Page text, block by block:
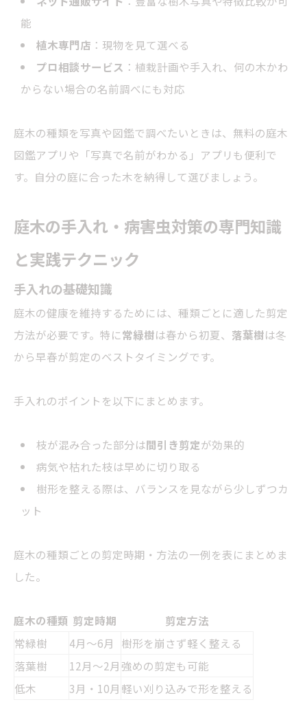
能
植木専門店 ：現物を見て選べる
プロ相談サービス ：植栽計画や手入れ、何の木かわ
からない場合の名前調べにも対応
庭木の種類を写真や図鑑で調べたいときは、無料の庭木
図鑑アプリや「写真で名前がわかる」アプリも便利で
す。自分の庭に合った木を納得して選びましょう。
庭木の手入れ・病害虫対策の専門知識
と実践テクニック
手入れの基礎知識
庭木の健康を維持するためには、種類ごとに適した剪定
方法が必要です。特に常緑樹は春から初夏、 落葉樹は冬
から早春が剪定のベストタイミングです。
手入れのポイントを以下にまとめます。
枝が混み合った部分は間引き剪定が効果的
病気や枯れた枝は早めに切り取る
樹形を整える際は、バランスを見ながら少しずつカ
ット
庭木の種類ごとの剪定時期・方法の一例を表にまとめま
した。
庭木の種類 剪定時期
剪定方法
常緑樹
4月〜6月
樹形を崩さず軽く整える
落葉樹
12月〜2月強めの剪定も可能
低木
3月・10月 軽い刈り込みで形を整える